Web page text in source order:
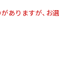
ありますが、お